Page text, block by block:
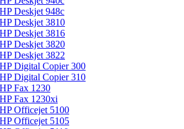
HP Deskjet 948c
HP Deskjet 3810
HP Deskjet 3816
HP Deskjet 3820
HP Deskjet 3822
HP Digital Copier 300
HP Digital Copier 310
HP Fax 1230
HP Fax 1230xi
HP Officejet 5100
HP Officejet 5105